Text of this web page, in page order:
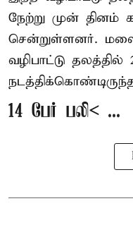
நேற்று முன்
சென்றுள்ளனர்.
வழிபாட்டு தலத்தில்
14 பேர் பலி< ...